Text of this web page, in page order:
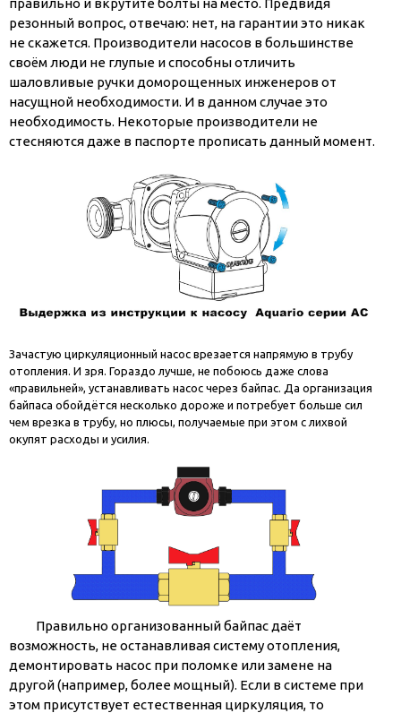
правильно и вкрутите болты на место. Предвидя
резонный вопрос, отвечаю: нет, на гарантии это никак
не скажется. Производители насосов в большинстве
своём люди не глупые и способны отличить
шаловливые ручки доморощенных инженеров от
насущной необходимости. И в данном случае это
необходимость. Некоторые производители не
стесняются даже в паспорте прописать данный момент.
Зачастую циркуляционный насос врезается напрямую в трубу
отопления. И зря. Гораздо лучше, не побоюсь даже слова
«правильней», устанавливать насос через байпас. Да организация
байпаса обойдётся несколько дороже и потребует больше сил
чем врезка в трубу, но плюсы, получаемые при этом с лихвой
окупят расходы и усилия.
Правильно организованный байпас даёт
возможность, не останавливая систему отопления,
демонтировать насос при поломке или замене на
другой (например, более мощный). Если в системе при
этом присутствует естественная циркуляция, то